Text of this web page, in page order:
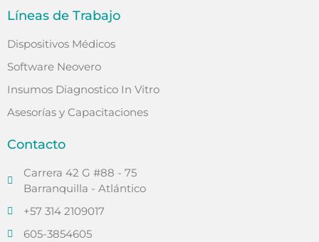
Líneas de Trabajo
Dispositivos Médicos
Software Neovero
Insumos Diagnostico In Vitro
Asesorías y Capacitaciones
Contacto
Carrera 42 G #88 - 75
Barranquilla - Atlántico
+57 314 2109017
605-3854605